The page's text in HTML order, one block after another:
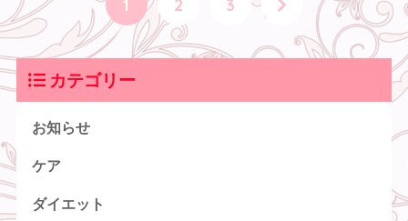
1 2 3
カテゴリー
お知らせ
ケア
ダイエット